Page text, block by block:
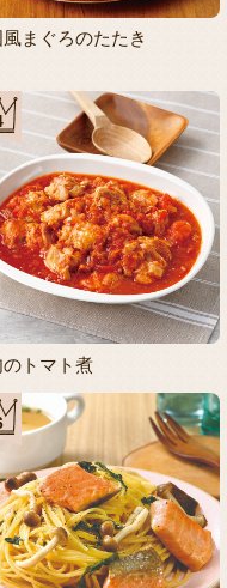
まぐろのたたき
トマト煮